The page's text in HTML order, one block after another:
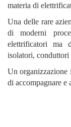
materia di
Una delle rare
di moderni
elettrificatori ma
isolatori, conduttori
Un organizzazione
di accompagnare e